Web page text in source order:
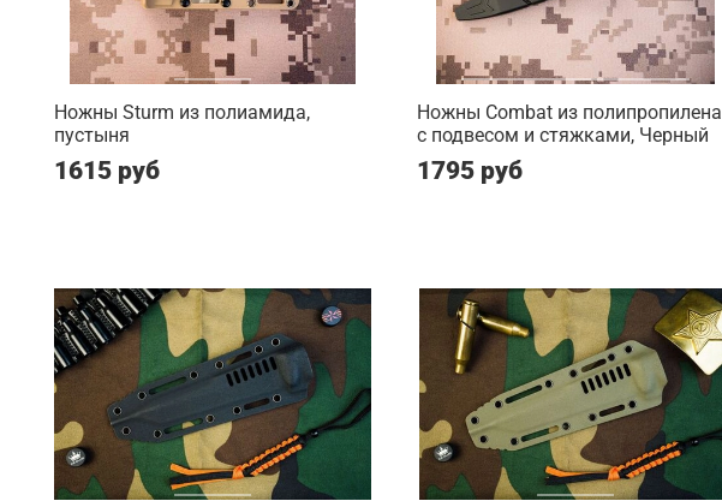
Ножны Sturm из полиамида,
пустыня
1615 руб
Ножны Combat из полипропилена
с подвесом и стяжками, Черный
1795 руб